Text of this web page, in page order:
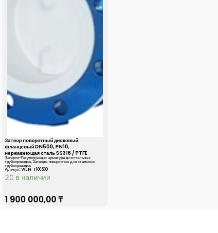
Затвор поворотный дисковый
фланцевый DN500, PN10,
нержавеющая сталь SS316 / PTFE
Запорно-Регулирующая арматура для стальных
трубопроводов,Затворы поворотные для стальных
трубопроводов
Артикул: WEN-F100500
20 в наличии
1 900 000,00 ₸